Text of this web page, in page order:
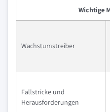
Wichtige
Wachstumstreiber
Fallstricke und
Herausforderungen